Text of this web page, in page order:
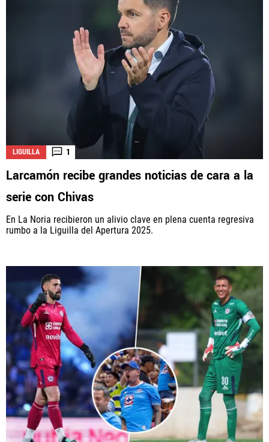
LIGUILLA 1
Larcamón recibe grandes noticias de cara a la
serie con Chivas
En La Noria recibieron un alivio clave en plena cuenta regresiva
rumbo a la Liguilla del Apertura 2025.